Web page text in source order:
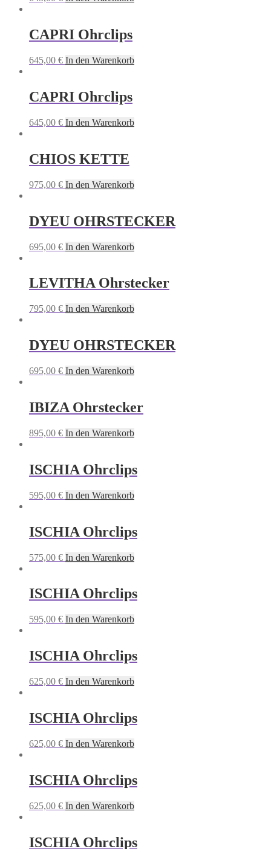
CAPRI Ohrclips
645,00 € In den Warenkorb
CAPRI Ohrclips
645,00 € In den Warenkorb
CHIOS KETTE
975,00 € In den Warenkorb
DYEU OHRSTECKER
695,00 € In den Warenkorb
LEVITHA Ohrstecker
795,00 € In den Warenkorb
DYEU OHRSTECKER
695,00 € In den Warenkorb
IBIZA Ohrstecker
895,00 € In den Warenkorb
ISCHIA Ohrclips
595,00 € In den Warenkorb
ISCHIA Ohrclips
575,00 € In den Warenkorb
ISCHIA Ohrclips
595,00 € In den Warenkorb
ISCHIA Ohrclips
625,00 € In den Warenkorb
ISCHIA Ohrclips
625,00 € In den Warenkorb
ISCHIA Ohrclips
625,00 € In den Warenkorb
ISCHIA Ohrclips